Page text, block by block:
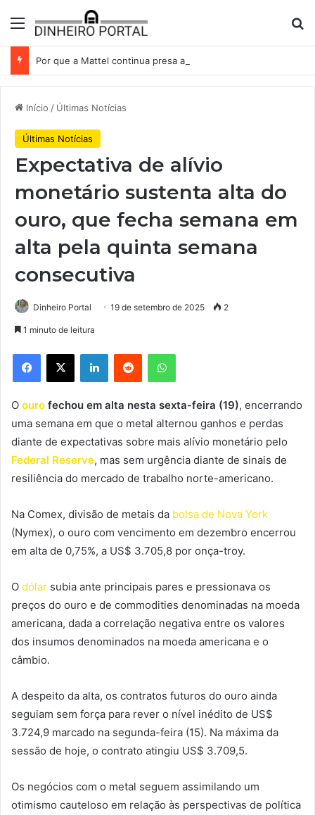
Menu
Início / Últimas Notícias
Últimas Notícias
Expectativa de alívio
monetário sustenta alta do
ouro, que fecha semana em
alta pela quinta semana
consecutiva
Dinheiro Portal 19 de setembro de 2025 2
1 minuto de leitura
Facebook
X LinkedinReddit WhatsApp
O ouro fechou em alta nesta sexta-feira (19), encerrando
uma semana em que o metal alternou ganhos e perdas
diante de expectativas sobre mais alívio monetário pelo
Federal Reserve, mas sem urgência diante de sinais de
resiliência do mercado de trabalho norte-americano.
Na Comex, divisão de metais da bolsa de Nova York
(Nymex), o ouro com vencimento em dezembro encerrou
em alta de 0,75%, a US$ 3.705,8 por onça-troy.
O dólar subia ante principais pares e pressionava os
preços do ouro e de commodities denominadas na moeda
americana, dada a correlação negativa entre os valores
dos insumos denominados na moeda americana e o
câmbio.
A despeito da alta, os contratos futuros do ouro ainda
seguiam sem força para rever o nível inédito de US$
3.724,9 marcado na segunda-feira (15). Na máxima da
sessão de hoje, o contrato atingiu US$ 3.709,5.
Os negócios com o metal seguem assimilando um
otimismo cauteloso em relação às perspectivas de política